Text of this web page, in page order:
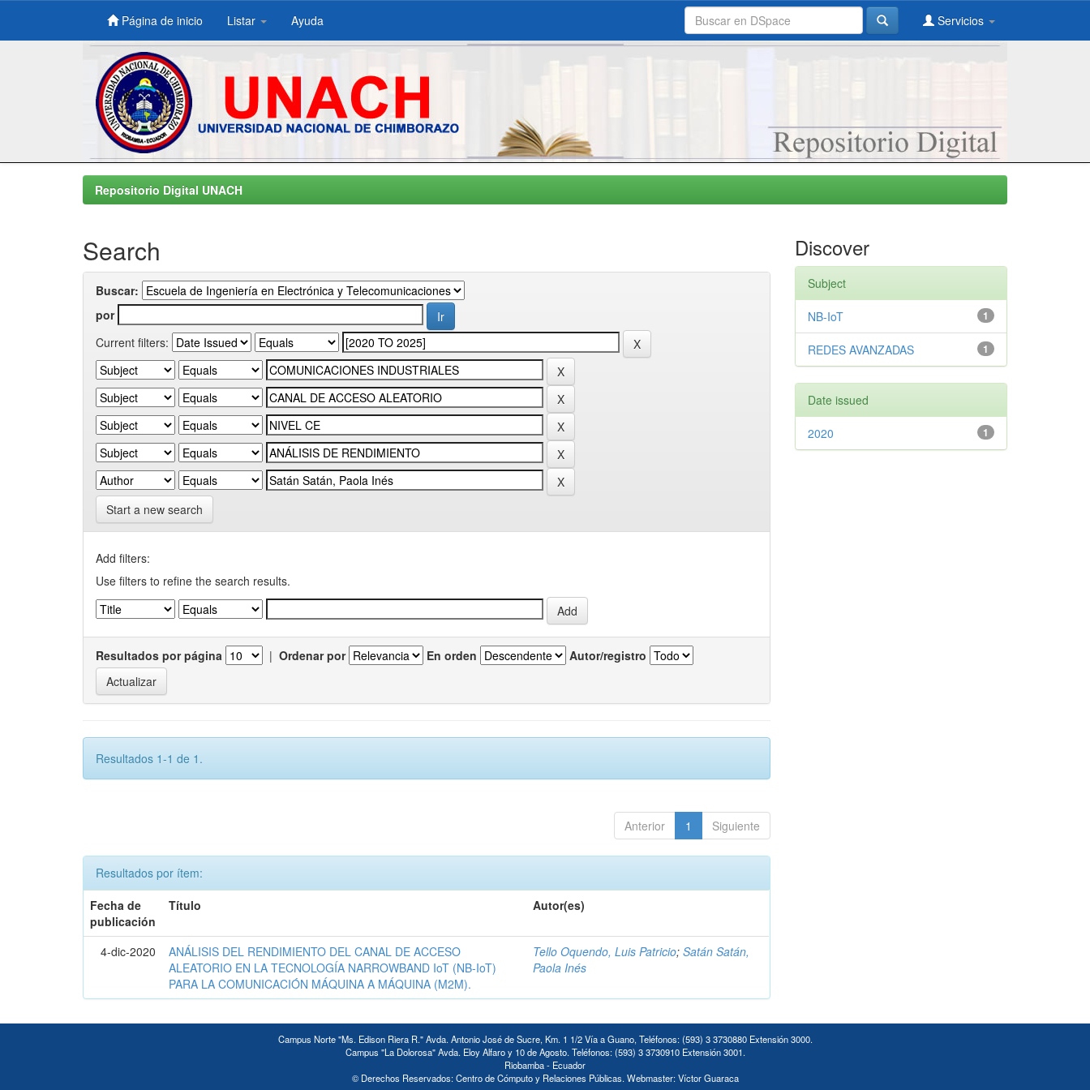
Skip
Página de inicio Listar Ayuda Servicios
Repositorio Digital UNACH
Search
Buscar:
por
Current filters:
Start a new search
Add filters:
Use filters to refine the search results.
Resultados por página | Ordenar por En orden Autor/registro
Resultados 1-1 de 1.
Anterior 1 Siguiente
Resultados por ítem:
Fecha de
publicación
Título Autor(es)
4-dic-2020
ANÁLISIS DEL RENDIMIENTO DEL CANAL DE ACCESO
ALEATORIO EN LA TECNOLOGÍA NARROWBAND IoT (NB-IoT)
PARA LA COMUNICACIÓN MÁQUINA A MÁQUINA (M2M).
Tello Oquendo, Luis Patricio;Satán Satán,
Paola Inés
Discover
Subject
1
NB-IoT
1
REDES AVANZADAS
Date issued
1
2020
Campus Norte "Ms. Edison Riera R." Avda. Antonio José de Sucre, Km. 1 1/2 Vía a Guano, Teléfonos: (593) 3 3730880 Extensión 3000.
Campus "La Dolorosa" Avda. Eloy Alfaro y 10 de Agosto. Teléfonos: (593) 3 3730910 Extensión 3001.
Riobamba - Ecuador
© Derechos Reservados: Centro de Cómputo y Relaciones Públicas. Webmaster: Víctor Guaraca